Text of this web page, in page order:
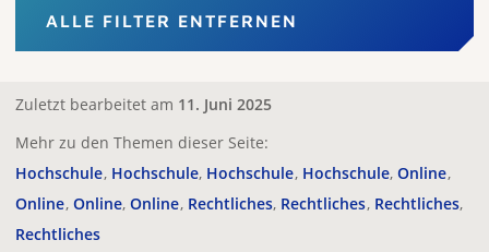
ALLE FILTER ENTFERNEN
Zuletzt bearbeitet am 11. Juni 2025
Mehr zu den Themen dieser Seite:
Hochschule Hochschule Hochschule Hochschule Online
Online Online Online Rechtliches Rechtliches Rechtliches
Rechtliches